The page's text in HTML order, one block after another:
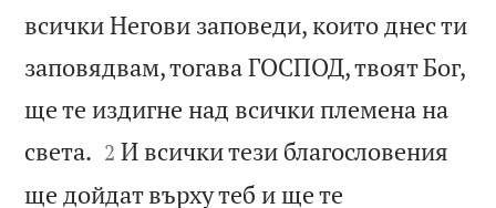
всички Негови заповеди, които днес ти
заповядвам, тогава ГОСПОД, твоят Бог,
ще те издигне над всички племена на
света. 

2 И всички тези благословения
ще дойдат върху теб и ще те